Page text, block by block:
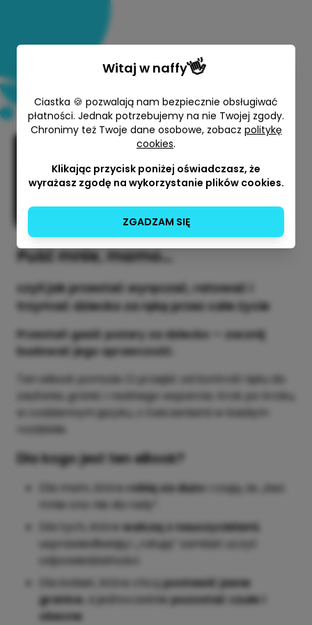
Celina Maria Niwald
39,00 zł
Puść mnie, mamo…
czyli jak przestać wyręczać, ratować i
trzymać dziecko za rękę przez całe życie
Przestań gasić pożary za dziecko — zacznij
budować jego sprawczość.
Ten eBook pomoże Ci przejść od kontroli i lęku do
zaufania, granic i realnego wsparcia. Krok po kroku,
w codziennym języku, z ćwiczeniami w każdym
rozdziale.
Dla kogo jest ten eBook?
Dla mam, które robią za dużo i czują, że „bez
mnie ono nie da rady”.
Dla tych, które walczą z nauczycielami
usprawiedliwiają i „ratują” zamiast uczyć
odpowiedzialności.
Dla kobiet, które chcąpostawić jasne
granice , a jednocześniepozostać czułe i
obecne
Witaj w naffy👋
Ciastka 🍪 pozwalają nam bezpiecznie obsługiwać
płatności. Jednak potrzebujemy na nie Twojej zgody.
Chronimy też Twoje dane osobowe, zobacz politykę
cookies.
Klikając przycisk poniżej oświadczasz, że
wyrażasz zgodę na wykorzystanie plików cookies.
ZGADZAM SIĘ